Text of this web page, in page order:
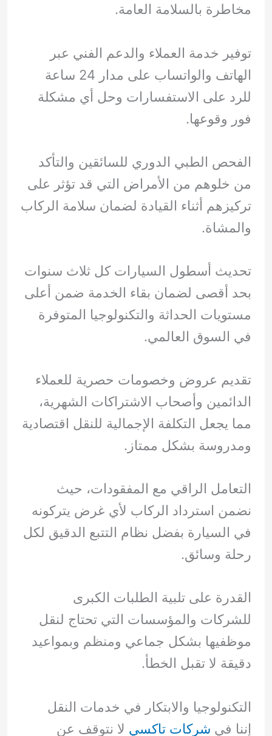
مخاطرة بالسلامة العامة.
توفير خدمة العملاء والدعم الفني عبر
الهاتف والواتساب على مدار 24 ساعة
للرد على الاستفسارات وحل أي مشكلة
فور وقوعها.
الفحص الطبي الدوري للسائقين والتأكد
من خلوهم من الأمراض التي قد تؤثر على
تركيزهم أثناء القيادة لضمان سلامة الركاب
والمشاة.
تحديث أسطول السيارات كل ثلاث سنوات
بحد أقصى لضمان بقاء الخدمة ضمن أعلى
مستويات الحداثة والتكنولوجيا المتوفرة
في السوق العالمي.
تقديم عروض وخصومات حصرية للعملاء
الدائمين وأصحاب الاشتراكات الشهرية،
مما يجعل التكلفة الإجمالية للنقل اقتصادية
ومدروسة بشكل ممتاز.
التعامل الراقي مع المفقودات، حيث
نضمن استرداد الركاب لأي غرض يتركونه
في السيارة بفضل نظام التتبع الدقيق لكل
رحلة وسائق.
القدرة على تلبية الطلبات الكبرى
للشركات والمؤسسات التي تحتاج لنقل
موظفيها بشكل جماعي ومنظم وبمواعيد
دقيقة لا تقبل الخطأ.
التكنولوجيا والابتكار في خدمات النقل
إننا في شركات تاكسي لا نتوقف عن